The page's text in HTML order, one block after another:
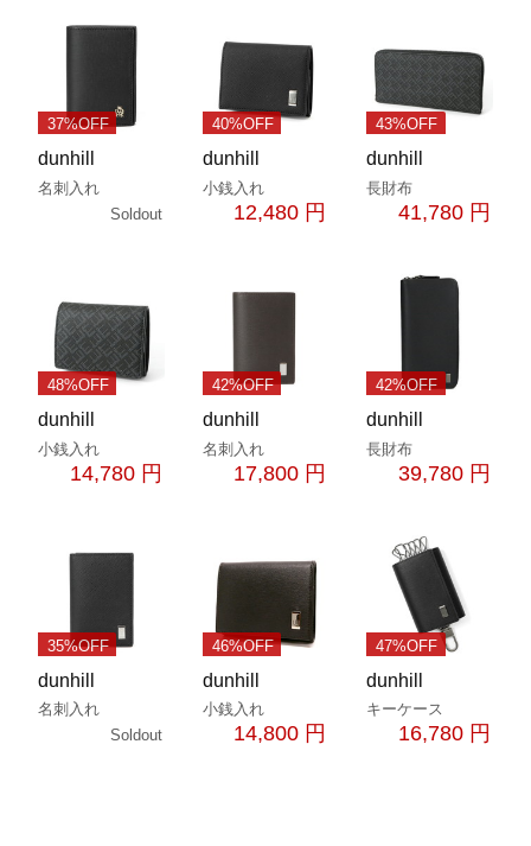
37%OFF
dunhill
名刺入れ
Soldout
40%OFF
dunhill
小銭入れ
12,480 円
43%OFF
dunhill
長財布
41,780 円
48%OFF
dunhill
小銭入れ
14,780 円
42%OFF
dunhill
名刺入れ
17,800 円
42%OFF
dunhill
長財布
39,780 円
35%OFF
dunhill
名刺入れ
Soldout
46%OFF
dunhill
小銭入れ
14,800 円
47%OFF
dunhill
キーケース
16,780 円